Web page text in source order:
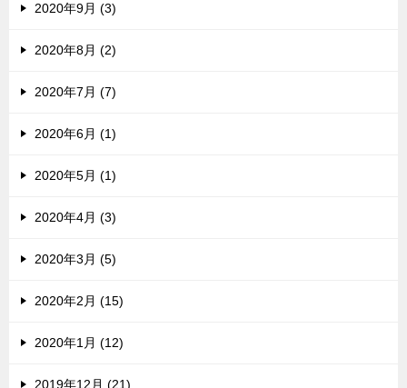
2020年9月 (3)
2020年8月 (2)
2020年7月 (7)
2020年6月 (1)
2020年5月 (1)
2020年4月 (3)
2020年3月 (5)
2020年2月 (15)
2020年1月 (12)
2019年12月 (21)